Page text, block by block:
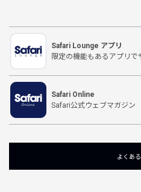
Safari Lounge アプリ
限定の機能もあるアプリで
Safari Online
Safari公式ウェブマガジン
よくあ